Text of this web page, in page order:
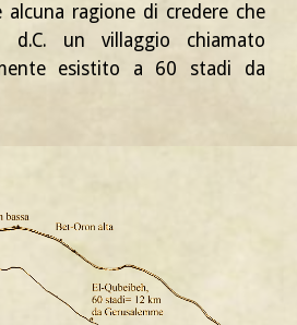
alcuna ragione di credere che
d.C. un villaggio chiamato
esistito a 60 stadi da